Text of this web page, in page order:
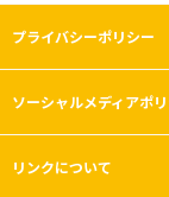
プライバシーポリシー
ソーシャルメディアポ
リンクについて